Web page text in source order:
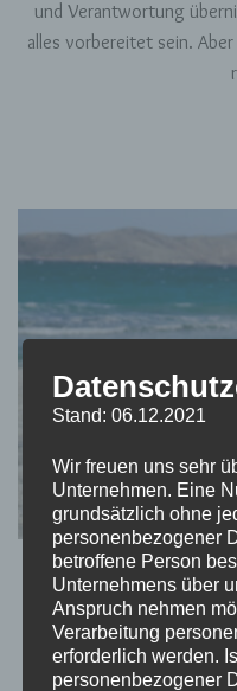
und Verantwortung
alles vorbereitet sein.
vonMomo
Stand: 06.12.2021
Wir freuen uns sehr
Unternehmen. Eine
grundsätzlich ohne
personenbezogener
betroffene Person
Unternehmens über
Anspruch nehmen
Verarbeitung
erforderlich werden.
personenbezogener